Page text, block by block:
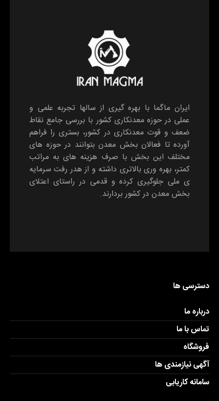
ایران ماگما با بهره گیری از سالها تجربه علمی و
عملی در حوزه معدنکاری کشور با بررسی جامع نقاط
ضعف و قوت معدنکاری در کشور، بستری را فراهم
آورده تا فعالان بخش معدن بتوانند در حوزه های
مختلف این بخش با صرف هزینه های به مراتب
کمتر، بهره وری بالاتری داشته و از هدر رفت سرمایه
ی ملی جلوگیری کرده و قدمی در راستای اعتلای
بخش معدن در کشور بردارند.
دسترسی ها
درباره ما
تماس با ما
فروشگاه
آگهی نیازمندی ها
سامانه کاریابی